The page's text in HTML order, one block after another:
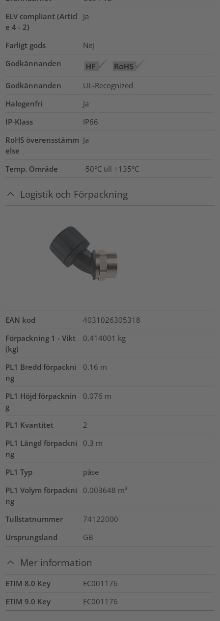
ELV compliant (Articl
e 4 - 2)
Ja
Farligt gods
Nej
Godkännanden
Godkännanden
UL-Recognized
Halogenfri
Ja
IP-Klass
IP66
RoHS överensstämm
else
Ja
Temp. Område -50°C till +135°C
Logistik och Förpackning
EAN kod
4031026305318
Förpackning 1 - Vikt
(kg)
0.414001 kg
PL1 Bredd förpackni
ng
0.16 m
PL1 Höjd förpacknin
g
0.076 m
PL1 Kvantitet
2
PL1 Längd förpackni
ng
0.3 m
PL1 Typ
påse
PL1 Volym förpackni
ng
0.003648 m³
Tullstatnummer
74122000
Ursprungsland
GB
Mer information
ETIM 8.0 Key
EC001176
ETIM 9.0 Key
EC001176